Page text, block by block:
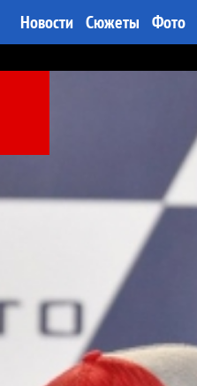
Новости Сюжеты Фото